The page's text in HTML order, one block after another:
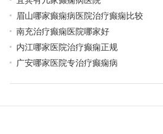
眉山哪家癫痫病医院治疗癫痫比较
南充治疗癫痫医院哪家好
内江哪家医院治疗癫痫正规
广安哪家医院专治疗癫痫病